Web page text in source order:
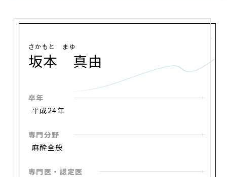
さかもと まゆ
坂本 真由
卒年
平成24年
専門分野
麻酔全般
専門医・認定医